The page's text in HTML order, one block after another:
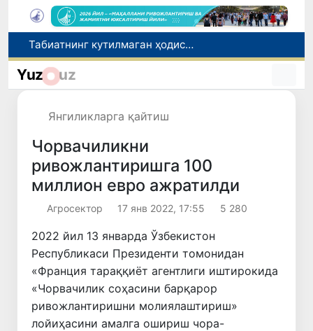
Олимлар Қуёш юзасининг энг аниқ тасвирларини эълон қилишди
Бош консулхона кўмагида инсультга чалинган ҳамюртимиз Олмаотадан юртимизга қайтарилди
Yuz uz
Янгиликларга қайтиш
Чорвачиликни
ривожлантиришга 100
миллион евро ажратилди
Агросектор 17 янв 2022, 17:55 5 280
2022 йил 13 январда Ўзбекистон
Республикаси Президенти томонидан
«Франция тараққиёт агентлиги иштирокида
«Чорвачилик соҳасини барқарор
ривожлантиришни молиялаштириш»
лойиҳасини амалга ошириш чора-